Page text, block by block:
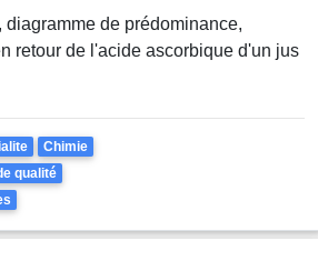
diagramme de prédominance,
retour de l'acide ascorbique d'un jus
Chimie
qualité